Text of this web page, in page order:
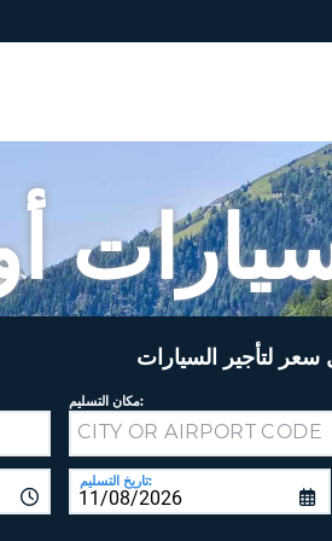
لتأجير السيارات
مكان التسليم:
تاريخ التسليم: